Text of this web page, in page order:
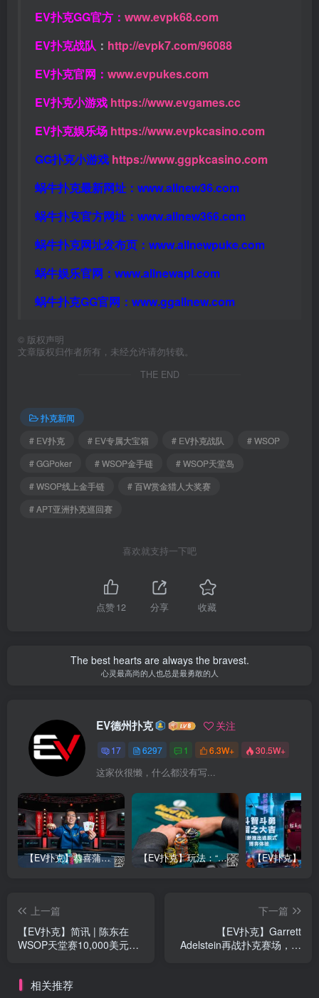
EV扑克GG官方： www.evpk68.com
EV扑克战队 ： http://evpk7.com/96088
EV扑克官网： www.evpukes.com
EV扑克小游戏 https://www.evgames.cc
EV扑克娱乐场 https://www.evpkcasino.com
GG扑克小游戏 https://www.ggpkcasino.com
蜗牛扑克最新网址： www.allnew36.com
蜗牛扑克官方网址： www.allnew366.com
蜗牛扑克网址发布页： www.allnewpuke.com
蜗牛娱乐官网： www.allnewapl.com
蜗牛扑克GG官网： www.ggallnew.com
© 版权声明
文章版权归作者所有，未经允许请勿转载。
THE END
扑克新闻
# EV扑克
# EV专属大宝箱 # EV扑克战队
# WSOP
# GGPoker
# WSOP金手链
# WSOP天堂岛
# WSOP线上金手链
# 百W赏金猎人大奖赛
# APT亚洲扑克巡回赛
喜欢就支持一下吧
点赞12 分享 收藏
The best hearts are always the bravest.
心灵最高尚的人也总是最勇敢的人
EV德州扑克 关注
17 6297 1 6.3W+ 30.5W+
这家伙很懒，什么都没有写...
【EV扑克】恭喜蒲蔚然赛事#65夺冠，收获国人2023WSOP第六条金手链，奖金93万刀！ 【EV扑克】玩法：“松弱鱼/松凶鱼打法”的基本攻略
上一篇
【EV扑克】简讯 | 陈东在
WSOP天堂赛10,000美元豪
下一篇
【EV扑克】Garrett
Adelstein再战扑克赛场，斩
相关推荐